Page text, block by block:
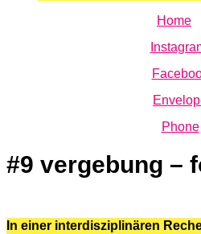
Home
Phone
#9 vergebung –
In einer interdisziplinären